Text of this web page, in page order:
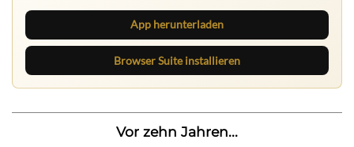
App herunterladen
Browser Suite installieren
Vor zehn Jahren...